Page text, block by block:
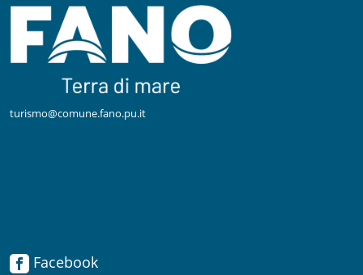
turismo@comune.fano.pu.it
Facebook